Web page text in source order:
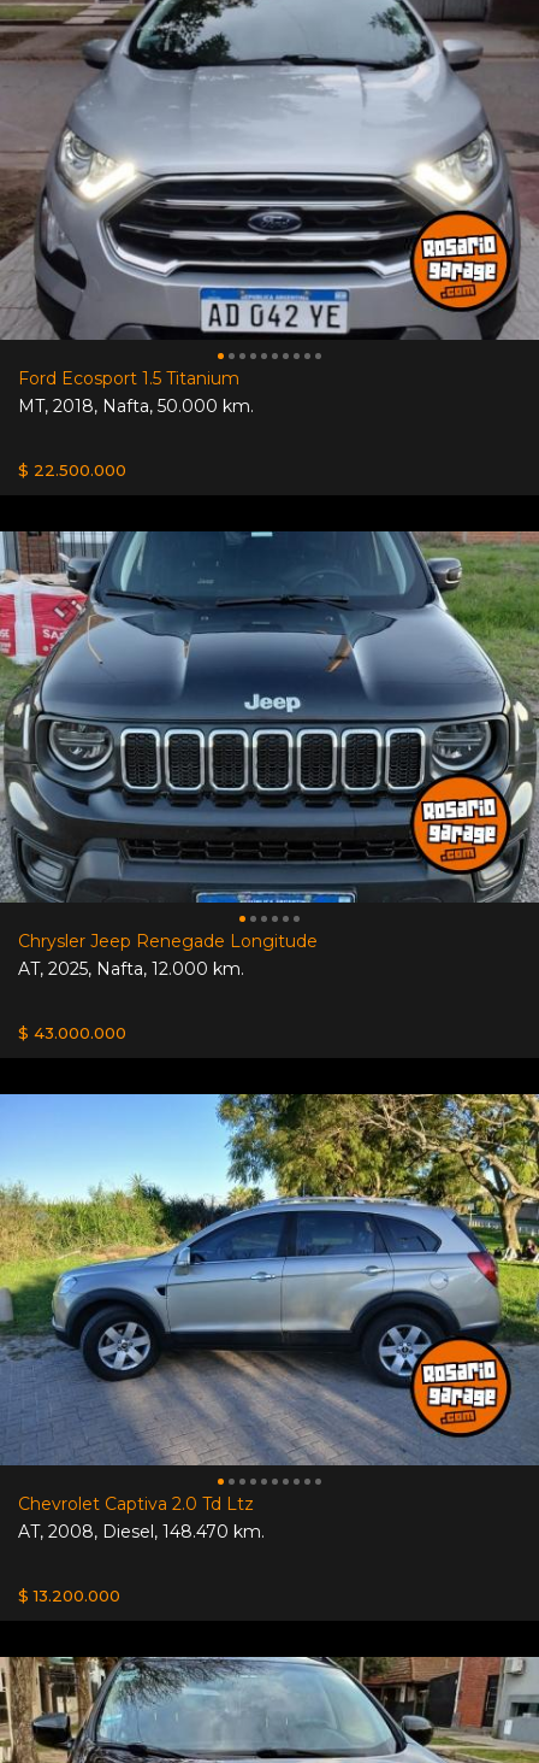
Ford Ecosport 1.5 Titanium
MT, 2018, Nafta, 50.000 km.
$ 22.500.000
Chrysler Jeep Renegade Longitude
AT, 2025, Nafta, 12.000 km.
$ 43.000.000
Chevrolet Captiva 2.0 Td Ltz
AT, 2008, Diesel, 148.470 km.
$ 13.200.000